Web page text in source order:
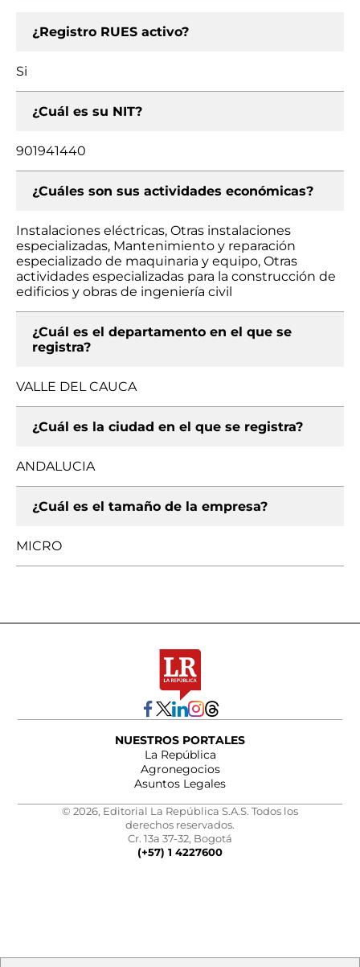
¿Registro RUES activo?
Si
¿Cuál es su NIT?
901941440
¿Cuáles son sus actividades económicas?
Instalaciones eléctricas, Otras instalaciones
especializadas, Mantenimiento y reparación
especializado de maquinaria y equipo, Otras
actividades especializadas para la construcción de
edificios y obras de ingeniería civil
¿Cuál es el departamento en el que se
registra?
VALLE DEL CAUCA
¿Cuál es la ciudad en el que se registra?
ANDALUCIA
¿Cuál es el tamaño de la empresa?
MICRO
NUESTROS PORTALES
La República
Agronegocios
Asuntos Legales
© 2026, Editorial La República S.A.S. Todos los
derechos reservados.
Cr. 13a 37-32, Bogotá
(+57) 1 4227600